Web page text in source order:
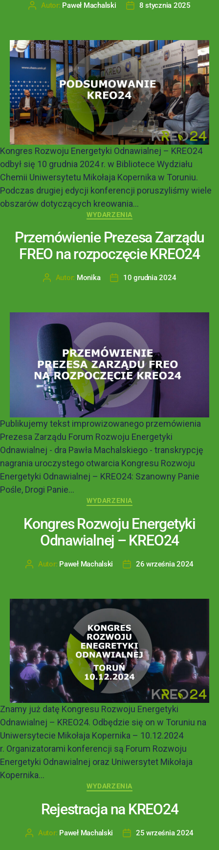
Autor: Paweł Machalski 8 stycznia 2025
Kongres Rozwoju Energetyki Odnawialnej – KREO24
odbył się 10 grudnia 2024 r. w Bibliotece Wydziału
Chemii Uniwersytetu Mikołaja Kopernika w Toruniu.
Podczas drugiej edycji konferencji poruszyliśmy wiele
obszarów dotyczących kreowania...
WYDARZENIA
Przemówienie Prezesa Zarządu
FREO na rozpoczęcie KREO24
Autor: Monika 10 grudnia 2024
Publikujemy tekst improwizowanego przemówienia
Prezesa Zarządu Forum Rozwoju Energetyki
Odnawialnej - dra Pawła Machalskiego - transkrypcję
nagrania uroczystego otwarcia Kongresu Rozwoju
Energetyki Odnawialnej – KREO24: Szanowny Panie
Pośle, Drogi Panie...
WYDARZENIA
Kongres Rozwoju Energetyki
Odnawialnej – KREO24
Autor: Paweł Machalski 26 września 2024
Znamy już datę Kongresu Rozwoju Energetyki
Odnawialnej – KREO24. Odbędzie się on w Toruniu na
Uniwersytecie Mikołaja Kopernika – 10.12.2024
r. Organizatorami konferencji są Forum Rozwoju
Energetyki Odnawialnej oraz Uniwersytet Mikołaja
Kopernika...
WYDARZENIA
Rejestracja na KREO24
Autor: Paweł Machalski 25 września 2024